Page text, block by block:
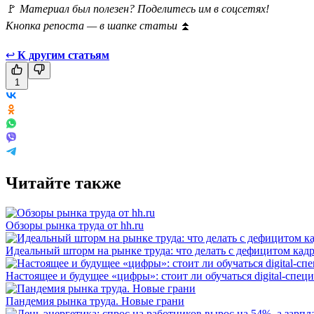
🚩 Материал был полезен? Поделитесь им в соцсетях!
Кнопка репоста — в шапке статьи ⏫
↩ К другим статьям
1
Читайте также
Обзоры рынка труда от hh.ru
Идеальный шторм на рынке труда: что делать с дефицитом
Настоящее и будущее «цифры»: стоит ли обучаться digital-
Пандемия рынка труда. Новые грани